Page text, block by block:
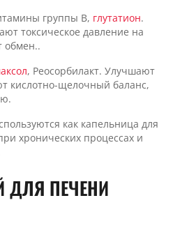
группы B, глутатион.
токсическое давление на
обмен..
, Реосорбилакт. Улучшают
кислотно-щелочный баланс,
как капельница для
хронических процессах и
ДЛЯ ПЕЧЕНИ